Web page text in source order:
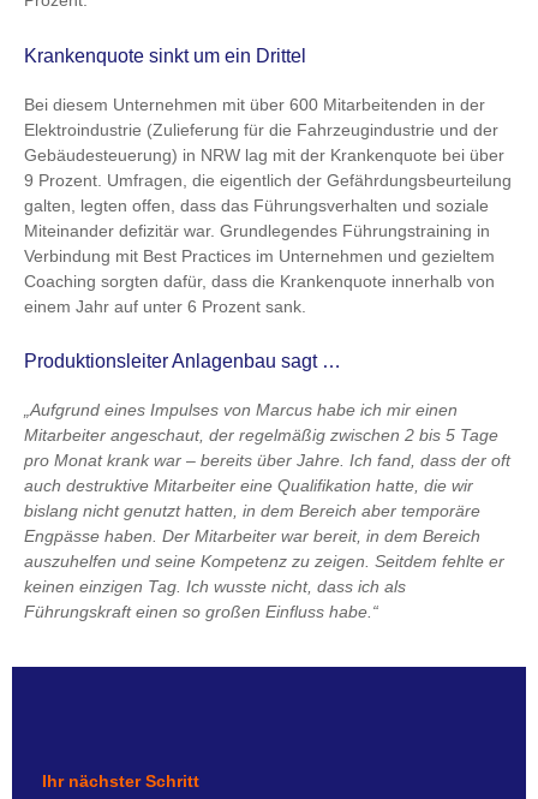
Krankenquote sinkt um ein Drittel
Bei diesem Unternehmen mit über 600 Mitarbeitenden in der
Elektroindustrie (Zulieferung für die Fahrzeugindustrie und der
Gebäudesteuerung) in NRW lag mit der Krankenquote bei über
9 Prozent. Umfragen, die eigentlich der Gefährdungsbeurteilung
galten, legten offen, dass das Führungsverhalten und soziale
Miteinander defizitär war. Grundlegendes Führungstraining in
Verbindung mit Best Practices im Unternehmen und gezieltem
Coaching sorgten dafür, dass die Krankenquote innerhalb von
einem Jahr auf unter 6 Prozent sank.
Produktionsleiter Anlagenbau sagt …
„Aufgrund eines Impulses von Marcus habe ich mir einen
Mitarbeiter angeschaut, der regelmäßig zwischen 2 bis 5 Tage
pro Monat krank war – bereits über Jahre. Ich fand, dass der oft
auch destruktive Mitarbeiter eine Qualifikation hatte, die wir
bislang nicht genutzt hatten, in dem Bereich aber temporäre
Engpässe haben. Der Mitarbeiter war bereit, in dem Bereich
auszuhelfen und seine Kompetenz zu zeigen. Seitdem fehlte er
keinen einzigen Tag. Ich wusste nicht, dass ich als
Führungskraft einen so großen Einfluss habe.“
Ihr nächster Schritt